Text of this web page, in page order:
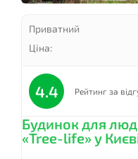
Приватний
Ціна:
4.4 Рейтинг за
Будинок для
«Tree-life» у